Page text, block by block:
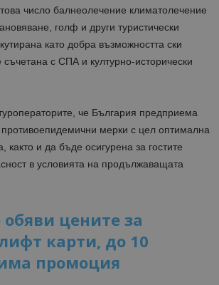
число балнеолечение климатолечение
голф и други туристически
като добра възможността ски
с СПА и културно-исторически
че България предприема
мерки с цел оптимална
както и да бъде осигурена за гостите
в условията на продължаващата
цените за
карти, до 10
промоция